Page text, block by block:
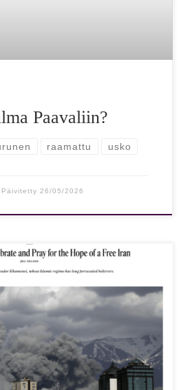
Paavaliin?
raamattu usko
Päivitetty 26/05/2026
ja toivovat vapautta
Today -lehti julkaisi tuoreessa
1.3.2026 laajan artikkelin